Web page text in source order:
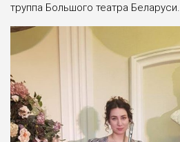
труппа Большого театра Беларуси.